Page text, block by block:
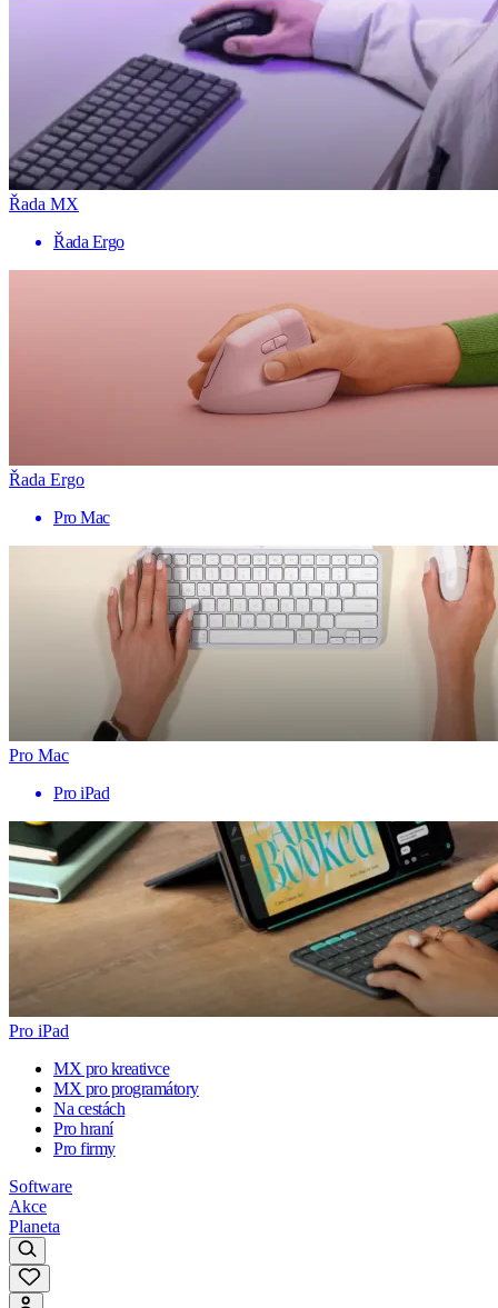
Řada MX
Řada Ergo
Řada Ergo
Pro Mac
Pro Mac
Pro iPad
Pro iPad
MX pro kreativce
MX pro programátory
Na cestách
Pro hraní
Pro firmy
Software
Akce
Planeta